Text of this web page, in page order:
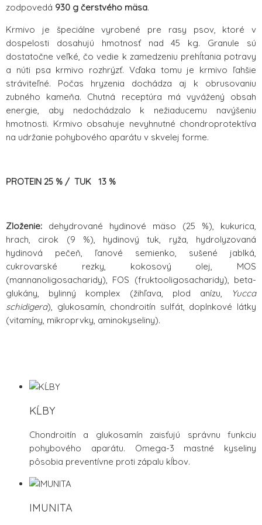
zodpovedá 930 g čerstvého mäsa.
Krmivo je špeciálne vyrobené pre rasy psov, ktoré v
dospelosti dosahujú hmotnosť nad 45 kg. Granule sú
dostatočne veľké, čo vedie k zamedzeniu prehĺtania potravy
a núti psa krmivo rozhrýzť. Vďaka tomu je krmivo ľahšie
stráviteľné. Počas hryzenia dochádza aj k obrusovaniu
zubného kameňa. Chutná receptúra má vyvážený obsah
energie, aby nedochádzalo k nežiaducemu navýšeniu
hmotnosti. Krmivo obsahuje nevyhnutné chondroprotektíva
na udržanie pohybového aparátu v skvelej forme.
PROTEIN 25 % / TUK 13 %
Zloženie: dehydrované hydinové mäso (25 %), kukurica,
hrach, cirok (9 %), hydinový tuk, ryža, hydrolyzovaná
hydinová pečeň, ľanové semienko, sušené jablká,
cukrovarské rezky, kokosový olej, MOS
(mannanoligosacharidy), FOS (fruktooligosacharidy), beta-
glukány, bylinný komplex (žihľava, plod anízu,
Yucca
schidigera), glukosamín, chondroitín sulfát, doplnkové látky
(vitamíny, mikroprvky, aminokyseliny).
KĹBY
Chondroitín a glukosamín zaisťujú správnu funkciu
pohybového aparátu. Omega-3 mastné kyseliny
pôsobia preventívne proti zápalu kĺbov.
IMUNITA